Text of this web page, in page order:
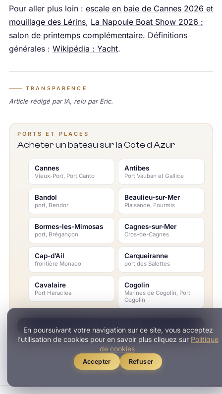
En poursuivant votre navigation sur ce site, vous acceptez
l'utilisation de cookies pour en savoir plus cliquez sur Politique
de cookies
Accepter Refuser
Pour aller plus loin : escale en baie de Cannes 2026 et
mouillage des Lérins, La Napoule Boat Show 2026 :
salon de printemps complémentaire. Définitions
générales : Wikipédia : Yacht.
TRANSPARENCE
Article rédigé par IA, relu par Eric.
PORTS ET PLACES
Acheter un bateau sur la Cote d Azur
Cannes
Vieux-Port, Port Canto
Antibes
Port Vauban et Gallice
Bandol
port, Bendor
Beaulieu-sur-Mer
Plaisance, Fourmis
Bormes-les-Mimosas
port, Brégançon
Cagnes-sur-Mer
Cros-de-Cagnes
Cap-d’Ail
frontière Monaco
Carqueiranne
port des Salettes
Cavalaire
Port Heraclea
Cogolin
Marines de Cogolin, Port
Cogolin